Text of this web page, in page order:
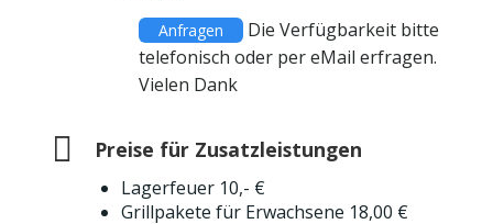
Anfragen
Die Verfügbarkeit bitte
telefonisch oder per eMail erfragen.
Vielen Dank
Preise für Zusatzleistungen
Lagerfeuer 10,- €
Grillpakete für Erwachsene 18,00 €